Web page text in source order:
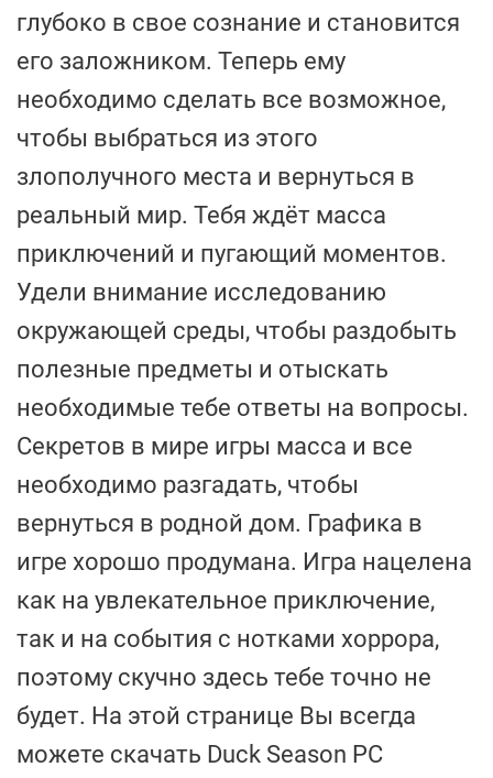
глубоко в свое сознание и становится
его заложником. Теперь ему
необходимо сделать все возможное,
чтобы выбраться из этого
злополучного места и вернуться в
реальный мир. Тебя ждёт масса
приключений и пугающий моментов.
Удели внимание исследованию
окружающей среды, чтобы раздобыть
полезные предметы и отыскать
необходимые тебе ответы на вопросы.
Секретов в мире игры масса и все
необходимо разгадать, чтобы
вернуться в родной дом. Графика в
игре хорошо продумана. Игра нацелена
как на увлекательное приключение,
так и на события с нотками хоррора,
поэтому скучно здесь тебе точно не
будет. На этой странице Вы всегда
можете скачать Duck Season PC